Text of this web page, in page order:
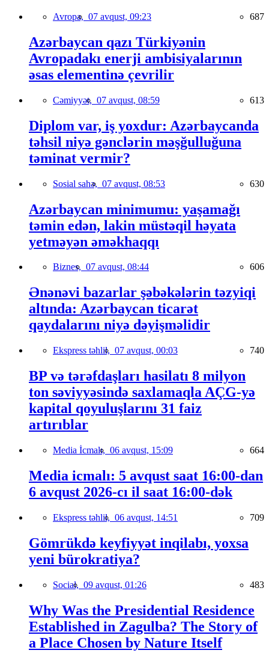
Avropa, 07 avqust, 09:23 687
Azərbaycan qazı Türkiyənin
Avropadakı enerji ambisiyalarının
əsas elementinə çevrilir
Cəmiyyət, 07 avqust, 08:59 613
Diplom var, iş yoxdur: Azərbaycanda
təhsil niyə gənclərin məşğulluğuna
təminat vermir?
Sosial sahə, 07 avqust, 08:53 630
Azərbaycan minimumu: yaşamağı
təmin edən, lakin müstəqil həyata
yetməyən əməkhaqqı
Biznes, 07 avqust, 08:44 606
Ənənəvi bazarlar şəbəkələrin təzyiqi
altında: Azərbaycan ticarət
qaydalarını niyə dəyişməlidir
Ekspress təhlil, 07 avqust, 00:03 740
BP və tərəfdaşları hasilatı 8 milyon
ton səviyyəsində saxlamaqla AÇG-yə
kapital qoyuluşlarını 31 faiz
artırıblar
Media İcmalı, 06 avqust, 15:09 664
Media icmalı: 5 avqust saat 16:00-dan
6 avqust 2026-cı il saat 16:00-dək
Ekspress təhlil, 06 avqust, 14:51 709
Gömrükdə keyfiyyət inqilabı, yoxsa
yeni bürokratiya?
Social, 09 avqust, 01:26 483
Why Was the Presidential Residence
Established in Zagulba? The Story of
a Place Chosen by Nature Itself